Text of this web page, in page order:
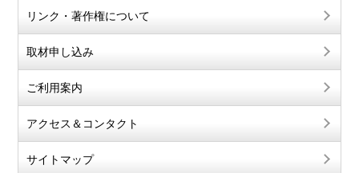
リンク・著作権について
取材申し込み
ご利用案内
アクセス＆コンタクト
サイトマップ